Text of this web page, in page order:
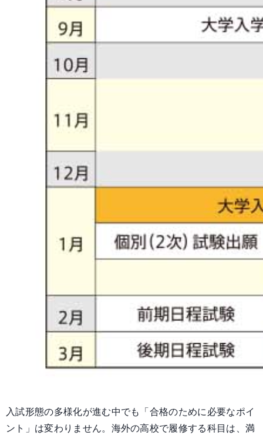
入試形態の多様化が進む中でも「合格のために必要なポイ
ント」は変わりません。海外の高校で履修する科目は、満